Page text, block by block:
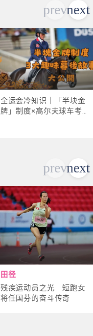
全运会冷知识｜「半块金
牌」制度×高尔夫球车考牌
田径
残疾运动员之光 短跑女
将任国芬的奋斗传奇